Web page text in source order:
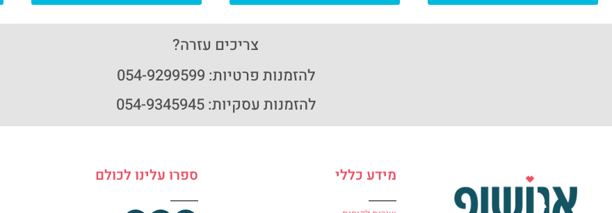
צריכים עזרה?
להזמנות פרטיות: 054-9299599
להזמנות עסקיות: 054-9345945
מידע כללי ספרו עלינו לכולם